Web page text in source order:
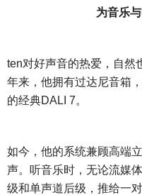
为音乐
ten对好声音的热爱，自然
年来，他拥有过达尼音箱
的经典DALI 7。
如今，他的系统兼顾高端
声。听音乐时，无论流媒
级和单声道后级，推给一